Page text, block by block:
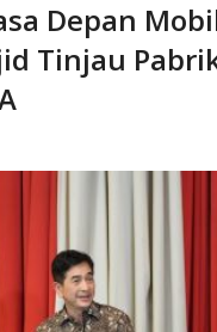
Depan
Tinjau